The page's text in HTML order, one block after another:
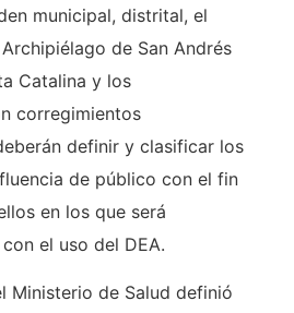
municipal, distrital, el
de San Andrés
Catalina y los
corregimientos
definir y clasificar los
de público con el fin
en los que será
el uso del DEA.
Ministerio de Salud definió